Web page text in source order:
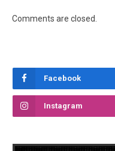
Comments are closed.
Facebook
Instagram